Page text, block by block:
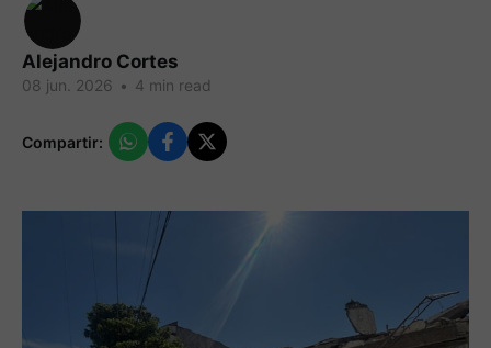
Alejandro Cortes
08 jun. 2026 • 4 min read
Compartir: